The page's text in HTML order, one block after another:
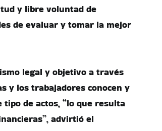
y libre voluntad de
de evaluar y tomar la mejor
legal y objetivo a través
y los trabajadores conocen y
tipo de actos, “lo que resulta
advirtió el